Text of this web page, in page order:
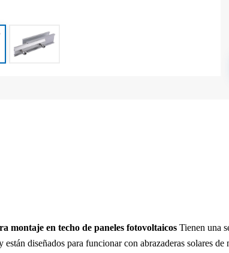
montaje en techo de paneles fotovoltaicos Tienen una
diseñados para funcionar con abrazaderas solares de